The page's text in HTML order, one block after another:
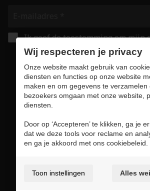
Ik geef de toestemming om mijn
bewaren en verwerken zoals
onze
privacy statement. *
Veilig online
Gebruiksvoorwaarden &
Sitemap
Wij respecteren je privacy
Onze website maakt gebruik van
diensten en functies op onze website
maken en om gegevens te verzamelen
bezoekers omgaan met onze website,
diensten.
Door op ‘Accepteren’ te klikken, ga je
dat we deze tools voor reclame en
en ga je akkoord met ons cookiebeleid.
Toon instellingen Alles